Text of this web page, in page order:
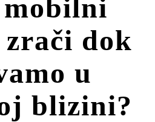
dok
u
blizini?